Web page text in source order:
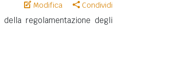
Modifica Condividi
regolamentazione degli